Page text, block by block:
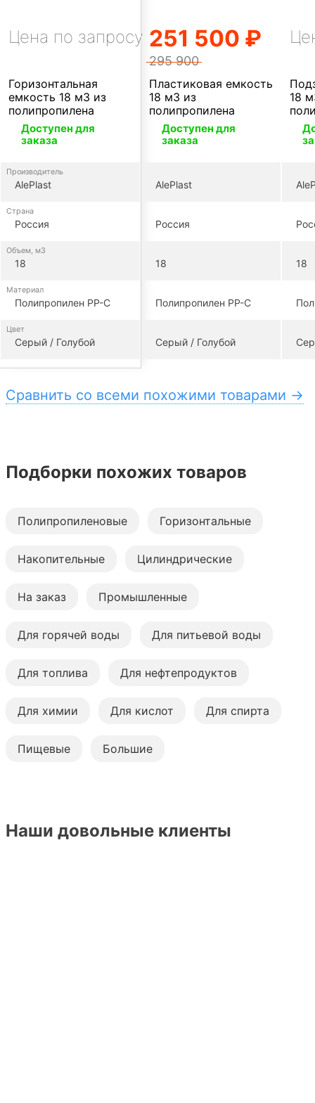
Горизонтальная
емкость 18 м3 из
полипропилена
Доступен для
заказа
Цена по запросу
Производитель
AlePlast
Страна
Россия
Объем, м3
18
Материал
Полипропилен PP-C
Цвет
Серый / Голубой
Пластиковая емкость
18 м3 из
полипропилена
Доступен для
заказа
251 500 ₽
295 900
AlePlast
Россия
18
Полипропилен PP-C
Серый / Голубой
18
18
Сравнить со всеми похожими товарами →
Подборки похожих товаров
Полипропиленовые Горизонтальные
Накопительные Цилиндрические
На заказ Промышленные
Для горячей воды Для питьевой воды
Для топлива Для нефтепродуктов
Для химии Для кислот Для спирта
Пищевые Большие
Наши довольные клиенты